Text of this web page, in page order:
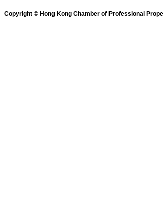
Copyright © Hong Kong Chamber of Professional